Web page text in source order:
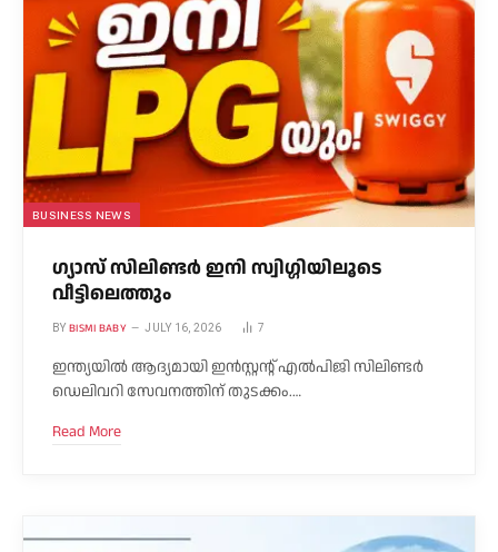
BUSINESS NEWS
ഗ്യാസ് സിലിണ്ടർ ഇനി സ്വിഗ്ഗിയിലൂടെ
വീട്ടിലെത്തും
BY BISMI BABY JULY 16, 2026 7
ഇന്ത്യയിൽ ആദ്യമായി ഇൻസ്റ്റന്റ് എൽപിജി സിലിണ്ടർ
ഡെലിവറി സേവനത്തിന് തുടക്കം.…
Read More